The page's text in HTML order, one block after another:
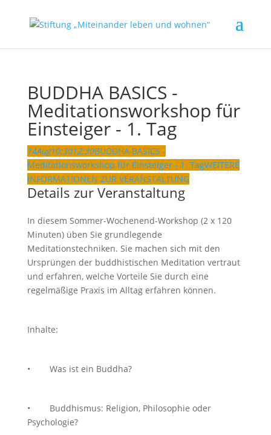
BUDDHA BASICS -
Meditationsworkshop für
Einsteiger - 1. Tag
14Aug10:3012:30BUDDHA BASICS -
Meditationsworkshop für Einsteiger - 1. TagWEITERE
INFORMATIONEN ZUR VERANSTALTUNG
Details zur Veranstaltung
In diesem Sommer-Wochenend-Workshop (2 x 120
Minuten) üben Sie grundlegende
Meditationstechniken. Sie machen sich mit den
Ursprüngen der buddhistischen Meditation vertraut
und erfahren, welche Vorteile Sie durch eine
regelmäßige Praxis im Alltag erfahren können.
Inhalte:
• Was ist ein Buddha?
• Buddhismus: Religion, Philosophie oder
Psychologie?